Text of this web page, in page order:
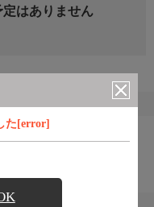
た[error]
はありません